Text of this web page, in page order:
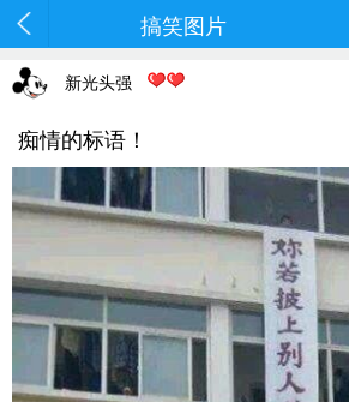
搞笑图片
新光头强
痴情的标语！